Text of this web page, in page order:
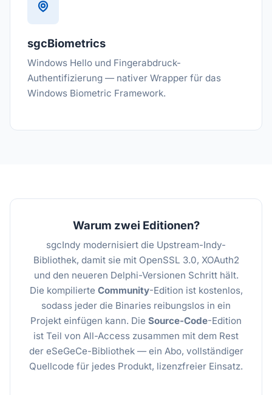
sgcBiometrics
Windows Hello und Fingerabdruck-
Authentifizierung — nativer Wrapper für das
Windows Biometric Framework.
Warum zwei Editionen?
sgcIndy modernisiert die Upstream-Indy-
Bibliothek, damit sie mit OpenSSL 3.0, XOAuth2
und den neueren Delphi-Versionen Schritt hält.
Die kompilierte Community-Edition ist kostenlos,
sodass jeder die Binaries reibungslos in ein
Projekt einfügen kann. Die Source-Code-Edition
ist Teil von All-Access zusammen mit dem Rest
der eSeGeCe-Bibliothek — ein Abo, vollständiger
Quellcode für jedes Produkt, lizenzfreier Einsatz.